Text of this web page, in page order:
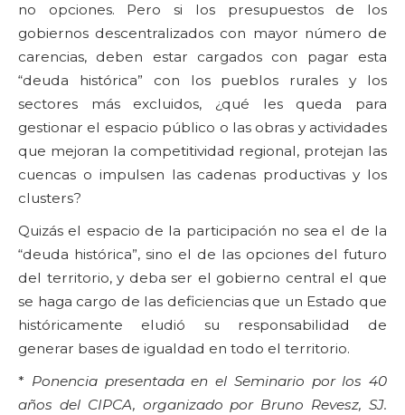
no opciones. Pero si los presupuestos de los
gobiernos descentralizados con mayor número de
carencias, deben estar cargados con pagar esta
“deuda histórica” con los pueblos rurales y los
sectores más excluidos, ¿qué les queda para
gestionar el espacio público o las obras y actividades
que mejoran la competitividad regional, protejan las
cuencas o impulsen las cadenas productivas y los
clusters?
Quizás el espacio de la participación no sea el de la
“deuda histórica”, sino el de las opciones del futuro
del territorio, y deba ser el gobierno central el que
se haga cargo de las deficiencias que un Estado que
históricamente eludió su responsabilidad de
generar bases de igualdad en todo el territorio.
* Ponencia presentada en el Seminario por los 40
años del CIPCA, organizado por Bruno Revesz, SJ.